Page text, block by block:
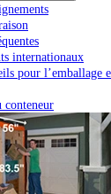
internationaux
pour l’emballage
conteneur